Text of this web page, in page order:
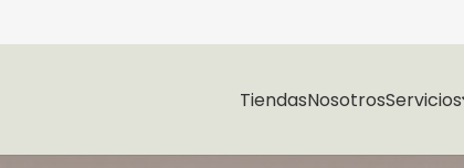
TiendasNosotrosServicios